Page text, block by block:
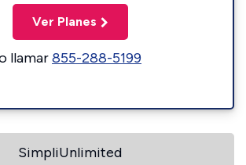
Ver Planes
llamar855-288-5199
SimpliUnlimited